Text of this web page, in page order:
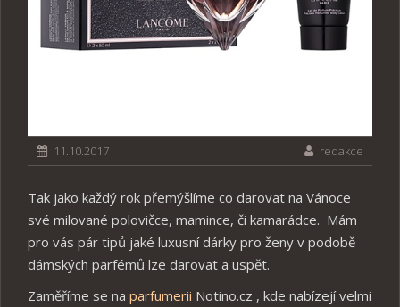
11.10.2017 redakce
Tak jako každý rok přemýšlíme co darovat na Vánoce
své milované polovičce, mamince, či kamarádce. Mám
pro vás pár tipů jaké luxusní dárky pro ženy v podobě
dámských parfémů lze darovat a uspět.
Zaměříme se na parfumerii Notino.cz , kde nabízejí velmi